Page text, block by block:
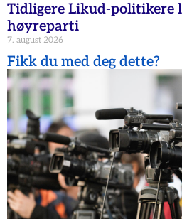
Tidligere Likud-politikere
høyreparti
7. august 2026
Fikk du med deg dette?